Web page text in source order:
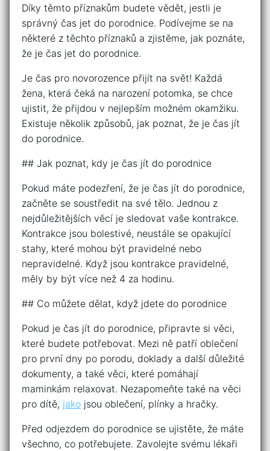
Díky těmto příznakům budete vědět, jestli je
správný čas jet do porodnice. Podívejme se na
některé z těchto příznaků a zjistěme, jak poznáte,
že je čas jet do porodnice.
Je čas pro novorozence přijít na svět! Každá
žena, která čeká na narození potomka, se chce
ujistit, že přijdou v nejlepším možném okamžiku.
Existuje několik způsobů, jak poznat, že je čas jít
do porodnice.
## Jak poznat, kdy je čas jít do porodnice
Pokud máte podezření, že je čas jít do porodnice,
začněte se soustředit na své tělo. Jednou z
nejdůležitějších věcí je sledovat vaše kontrakce.
Kontrakce jsou bolestivé, neustále se opakující
stahy, které mohou být pravidelné nebo
nepravidelné. Když jsou kontrakce pravidelné,
měly by být více než 4 za hodinu.
## Co můžete dělat, když jdete do porodnice
Pokud je čas jít do porodnice, připravte si věci,
které budete potřebovat. Mezi ně patří oblečení
pro první dny po porodu, doklady a další důležité
dokumenty, a také věci, které pomáhají
maminkám relaxovat. Nezapomeňte také na věci
pro dítě, jako jsou oblečení, plínky a hračky.
Před odjezdem do porodnice se ujistěte, že máte
všechno, co potřebujete. Zavolejte svému lékaři